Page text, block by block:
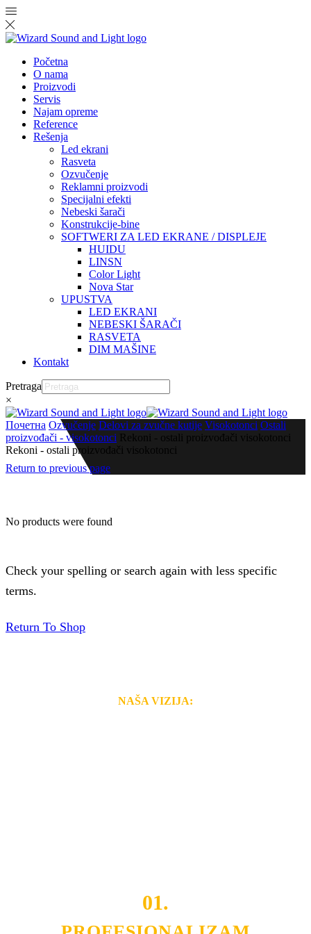
Početna
O nama
Proizvodi
Servis
Najam opreme
Reference
Rešenja
Led ekrani
Rasveta
Ozvučenje
Reklamni proizvodi
Specijalni efekti
Nebeski šarači
Konstrukcije-bine
SOFTWERI ZA LED EKRANE / DISPLEJE
HUIDU
LINSN
Color Light
Nova Star
UPUSTVA
LED EKRANI
NEBESKI ŠARAČI
RASVETA
DIM MAŠINE
Kontakt
Pretraga
×
Почетна Ozvučenje Delovi za zvučne kutije Visokotonci Ostali
proizvođači - visokotonci Rekoni - ostali proizvođači visokotonci
Rekoni - ostali proizvođači visokotonci
Return to previous page
No products were found
Check your spelling or search again with less specific
terms.
Return To Shop
NAŠA VIZIJA:
01.